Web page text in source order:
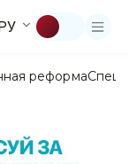
реформа